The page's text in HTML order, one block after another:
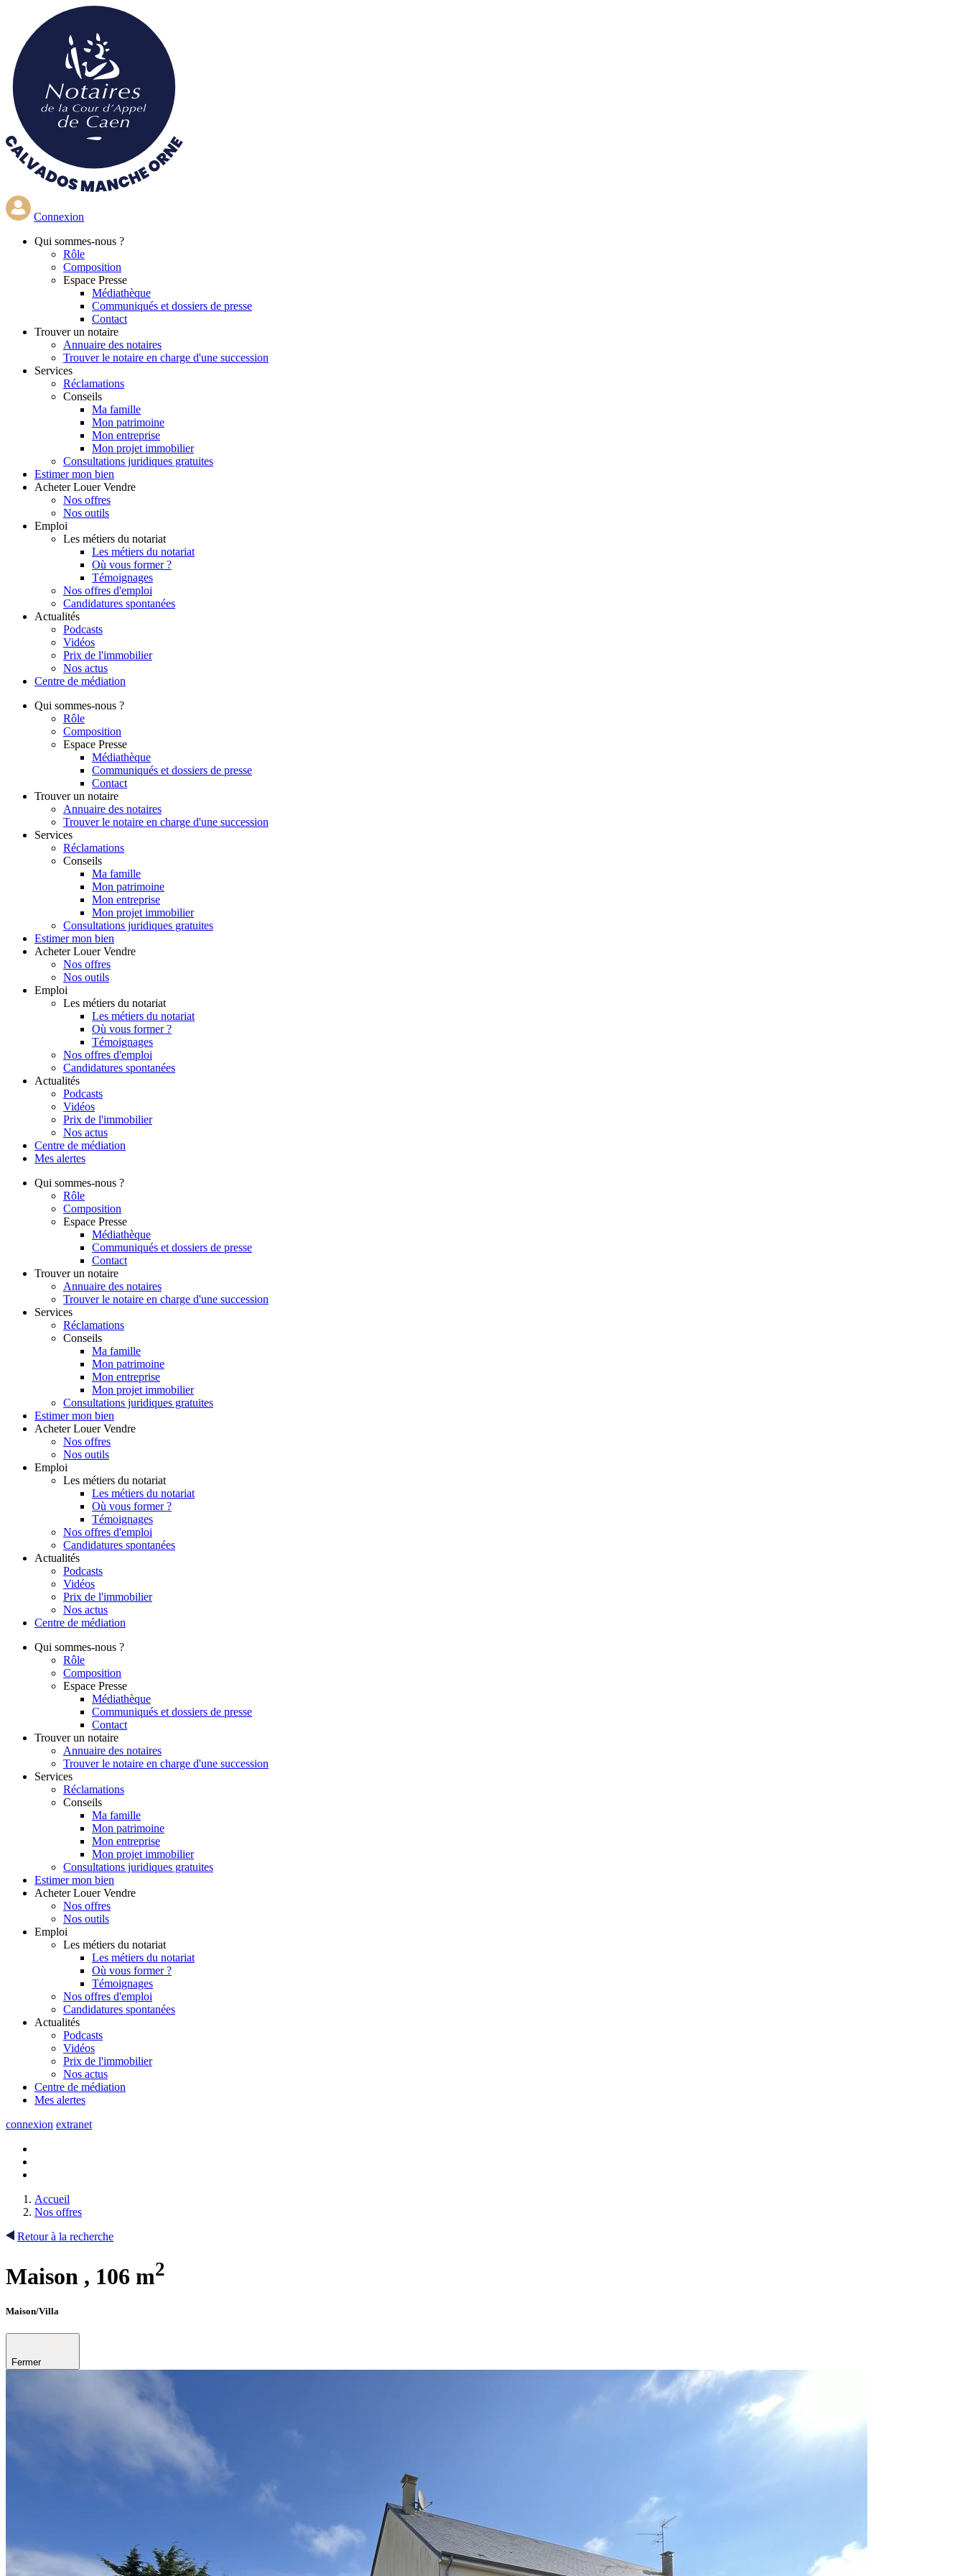
contenu
principal
Connexion
Qui sommes-nous ?
Rôle
Composition
Espace Presse
Médiathèque
Communiqués et dossiers de presse
Contact
Trouver un notaire
Annuaire des notaires
Trouver le notaire en charge d'une succession
Services
Réclamations
Conseils
Ma famille
Mon patrimoine
Mon entreprise
Mon projet immobilier
Consultations juridiques gratuites
Estimer mon bien
Acheter Louer Vendre
Nos offres
Nos outils
Emploi
Les métiers du notariat
Les métiers du notariat
Où vous former ?
Témoignages
Nos offres d'emploi
Candidatures spontanées
Actualités
Podcasts
Vidéos
Prix de l'immobilier
Nos actus
Centre de médiation
Qui sommes-nous ?
Rôle
Composition
Espace Presse
Médiathèque
Communiqués et dossiers de presse
Contact
Trouver un notaire
Annuaire des notaires
Trouver le notaire en charge d'une succession
Services
Réclamations
Conseils
Ma famille
Mon patrimoine
Mon entreprise
Mon projet immobilier
Consultations juridiques gratuites
Estimer mon bien
Acheter Louer Vendre
Nos offres
Nos outils
Emploi
Les métiers du notariat
Les métiers du notariat
Où vous former ?
Témoignages
Nos offres d'emploi
Candidatures spontanées
Actualités
Podcasts
Vidéos
Prix de l'immobilier
Nos actus
Centre de médiation
Mes alertes
Qui sommes-nous ?
Rôle
Composition
Espace Presse
Médiathèque
Communiqués et dossiers de presse
Contact
Trouver un notaire
Annuaire des notaires
Trouver le notaire en charge d'une succession
Services
Réclamations
Conseils
Ma famille
Mon patrimoine
Mon entreprise
Mon projet immobilier
Consultations juridiques gratuites
Estimer mon bien
Acheter Louer Vendre
Nos offres
Nos outils
Emploi
Les métiers du notariat
Les métiers du notariat
Où vous former ?
Témoignages
Nos offres d'emploi
Candidatures spontanées
Actualités
Podcasts
Vidéos
Prix de l'immobilier
Nos actus
Centre de médiation
Qui sommes-nous ?
Rôle
Composition
Espace Presse
Médiathèque
Communiqués et dossiers de presse
Contact
Trouver un notaire
Annuaire des notaires
Trouver le notaire en charge d'une succession
Services
Réclamations
Conseils
Ma famille
Mon patrimoine
Mon entreprise
Mon projet immobilier
Consultations juridiques gratuites
Estimer mon bien
Acheter Louer Vendre
Nos offres
Nos outils
Emploi
Les métiers du notariat
Les métiers du notariat
Où vous former ?
Témoignages
Nos offres d'emploi
Candidatures spontanées
Actualités
Podcasts
Vidéos
Prix de l'immobilier
Nos actus
Centre de médiation
Mes alertes
connexion extranet
Accueil
Nos offres
Retour à la recherche
Maison , 106 m2
Maison/Villa
Fermer